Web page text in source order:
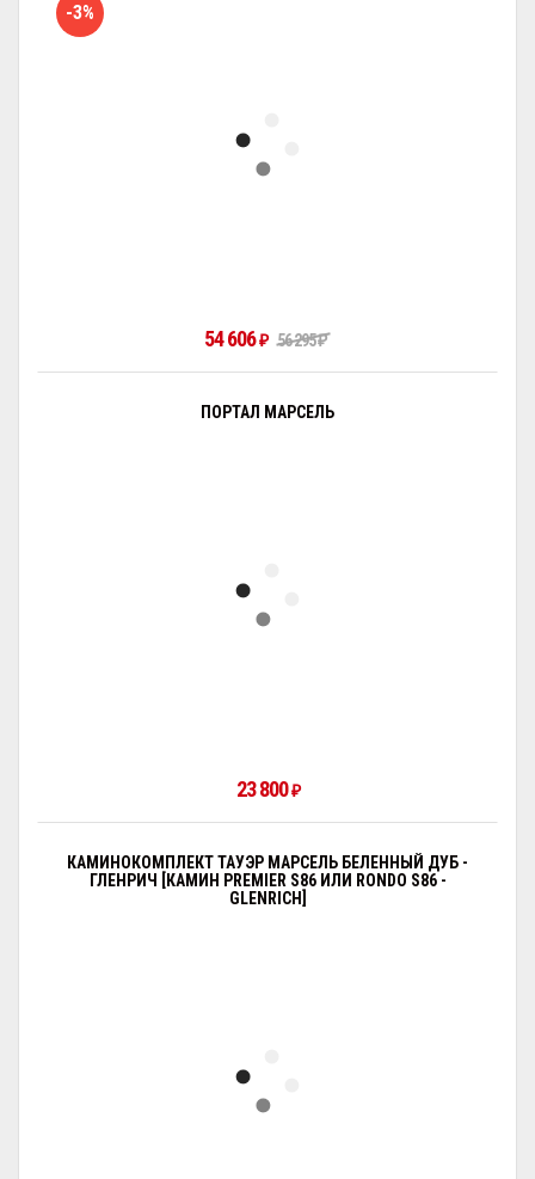
-3%
54 606₽ 56 295₽
ПОРТАЛ МАРСЕЛЬ
23 800₽
КАМИНОКОМПЛЕКТ ТАУЭР МАРСЕЛЬ БЕЛЕННЫЙ ДУБ -
ГЛЕНРИЧ [КАМИН PREMIER S86 ИЛИ RONDO S86 -
GLENRICH]